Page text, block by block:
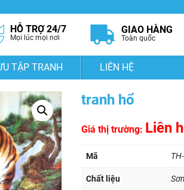
HỖ TRỢ 24/7
Mọi lúc mọi nơi
GIAO HÀNG
Toàn quốc
TẬP TRANH LIÊN HỆ
tranh hổ
Giá thị trường: Liên
Mã
Chất liệu